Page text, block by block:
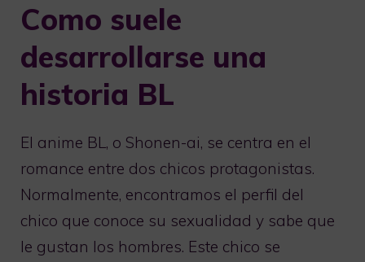
Como suele
desarrollarse una
historia BL
El anime BL, o Shonen-ai, se centra en el
romance entre dos chicos protagonistas.
Normalmente, encontramos el perfil del
chico que conoce su sexualidad y sabe que
le gustan los hombres. Este chico se